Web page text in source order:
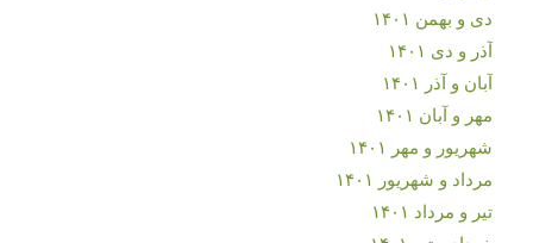
دی و بهمن ۱۴۰۱
آذر و دی ۱۴۰۱
آبان و آذر ۱۴۰۱
مهر و آبان ۱۴۰۱
شهریور و مهر ۱۴۰۱
مرداد و شهریور ۱۴۰۱
تیر و مرداد ۱۴۰۱